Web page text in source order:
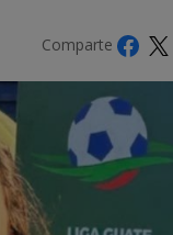
Comparte